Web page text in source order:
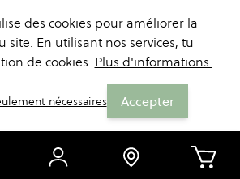
Panier
des cookies pour améliorer la
site. En utilisant nos services, tu
de cookies. Plus d'informations.
nécessaires Accepter